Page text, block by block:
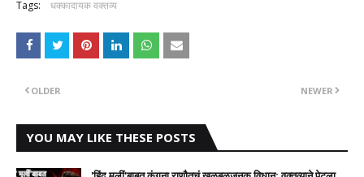
Tags: धक्कादायक वक्तव्य
NEWER
OLDER
YOU MAY LIKE THESE POSTS